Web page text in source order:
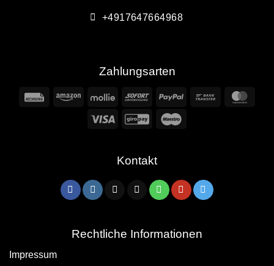
+4917647664968
Zahlungsarten
RechungAmazonMollie Sofort PayPal
Bank
Visa GiroPay
Kontakt
Rechtliche Informationen
Impressum